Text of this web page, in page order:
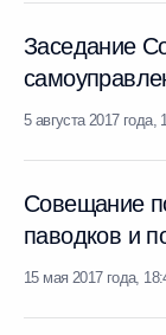
Заседание
5 августа 2017 года,
Совещание
паводков и
15 мая 2017 года,